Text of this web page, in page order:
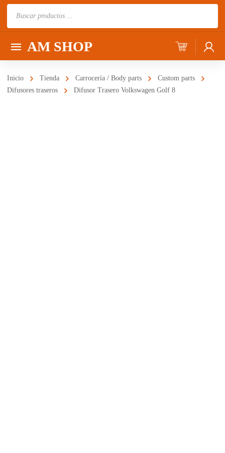
AM SHOP
Inicio Tienda Carrocería / Body parts
Custom parts
Difusores traseros
Difusor Trasero Volkswagen Golf 8